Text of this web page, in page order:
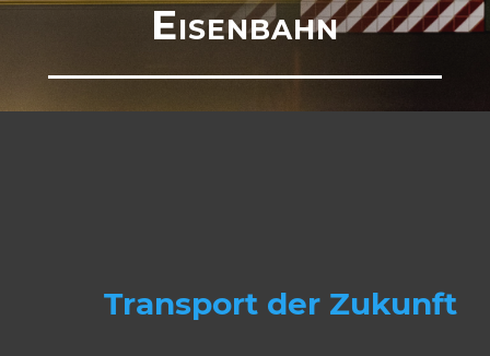
Eisenbahn
Transport der Zukunft